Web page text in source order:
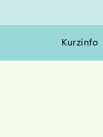
Kurzinfo